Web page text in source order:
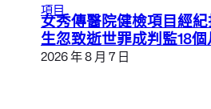
項目
女秀傳醫院健檢項目經
生忽致逝世罪成判監18個
2026 年 8 月 7 日